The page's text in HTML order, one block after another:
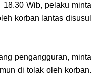
Wіb, реlаku mіntа
korban lantas disusul
реngаnggurаn, mіntа
dі tоlаk oleh kоrbаn.